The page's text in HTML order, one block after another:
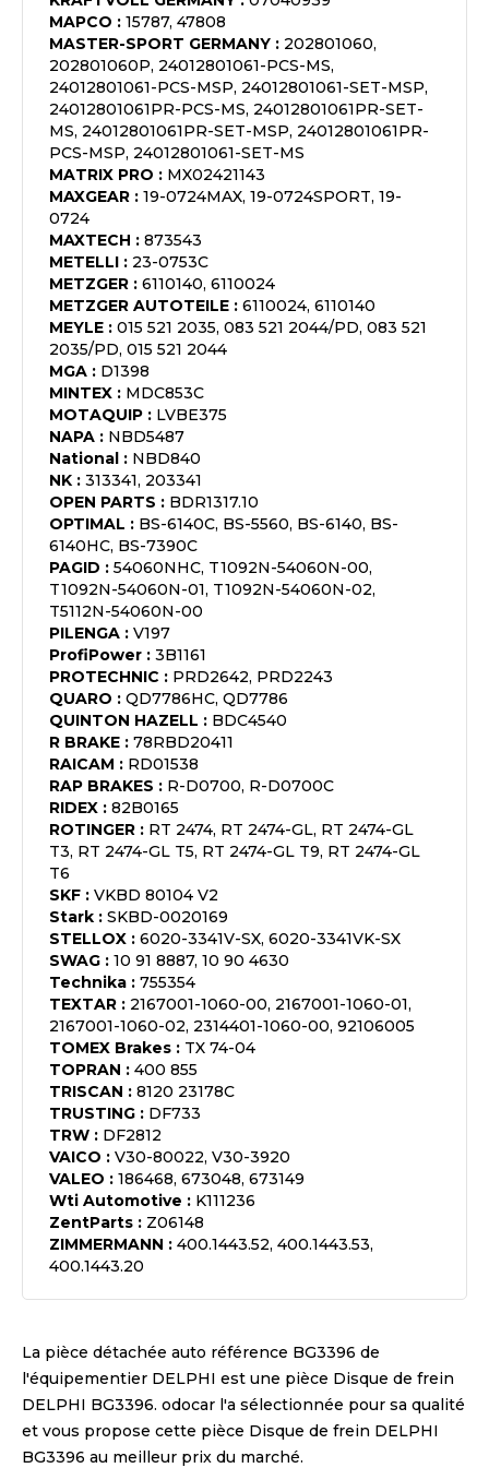
MAPCO : 15787, 47808
MASTER-SPORT GERMANY : 202801060,
202801060P, 24012801061-PCS-MS,
24012801061-PCS-MSP, 24012801061-SET-MSP,
24012801061PR-PCS-MS, 24012801061PR-SET-
MS, 24012801061PR-SET-MSP, 24012801061PR-
PCS-MSP, 24012801061-SET-MS
MATRIX PRO : MX02421143
MAXGEAR : 19-0724MAX, 19-0724SPORT, 19-
0724
MAXTECH : 873543
METELLI : 23-0753C
METZGER : 6110140, 6110024
METZGER AUTOTEILE : 6110024, 6110140
MEYLE : 015 521 2035, 083 521 2044/PD, 083 521
2035/PD, 015 521 2044
MGA : D1398
MINTEX : MDC853C
MOTAQUIP : LVBE375
NAPA : NBD5487
National : NBD840
NK : 313341, 203341
OPEN PARTS : BDR1317.10
OPTIMAL : BS-6140C, BS-5560, BS-6140, BS-
6140HC, BS-7390C
PAGID : 54060NHC, T1092N-54060N-00,
T1092N-54060N-01, T1092N-54060N-02,
T5112N-54060N-00
PILENGA : V197
ProfiPower : 3B1161
PROTECHNIC : PRD2642, PRD2243
QUARO : QD7786HC, QD7786
QUINTON HAZELL : BDC4540
R BRAKE : 78RBD20411
RAICAM : RD01538
RAP BRAKES : R-D0700, R-D0700C
RIDEX : 82B0165
ROTINGER : RT 2474, RT 2474-GL, RT 2474-GL
T3, RT 2474-GL T5, RT 2474-GL T9, RT 2474-GL
T6
SKF : VKBD 80104 V2
Stark : SKBD-0020169
STELLOX : 6020-3341V-SX, 6020-3341VK-SX
SWAG : 10 91 8887, 10 90 4630
Technika : 755354
TEXTAR : 2167001-1060-00, 2167001-1060-01,
2167001-1060-02, 2314401-1060-00, 92106005
TOMEX Brakes : TX 74-04
TOPRAN : 400 855
TRISCAN : 8120 23178C
TRUSTING : DF733
TRW : DF2812
VAICO : V30-80022, V30-3920
VALEO : 186468, 673048, 673149
Wti Automotive : K111236
ZentParts : Z06148
ZIMMERMANN : 400.1443.52, 400.1443.53,
400.1443.20
La pièce détachée auto référence BG3396 de
l'équipementier DELPHI est une pièce Disque de frein
DELPHI BG3396. odocar l'a sélectionnée pour sa qualité
et vous propose cette pièce Disque de frein DELPHI
BG3396 au meilleur prix du marché.